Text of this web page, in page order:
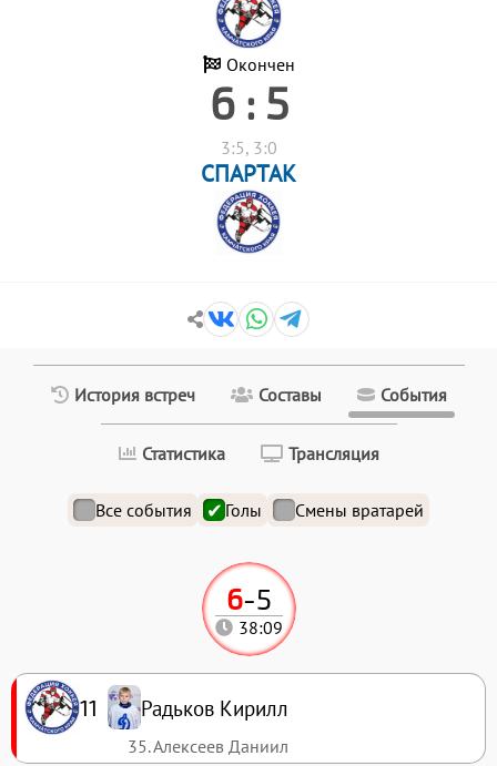
Окончен
6 : 5
3:5, 3:0
СПАРТАК
История встреч Составы События
Статистика Трансляция
Все события Голы Смены вратарей
6-5
38:09
11 Радьков Кирилл
35. Алексеев Даниил